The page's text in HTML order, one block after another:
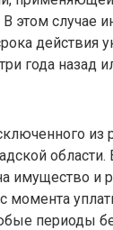
этом случае
действия
года назад
из
области.
имущество
момента
периоды